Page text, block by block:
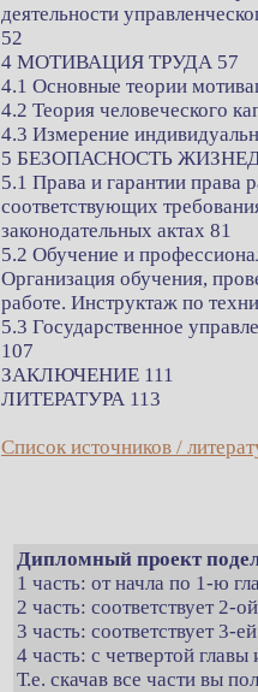
деятельности
52
4 МОТИВАЦИЯ ТРУДА 57
4.1 Основные теории
4.2 Теория человеческого
4.3 Измерение
5 БЕЗОПАСНОСТЬ
5.1 Права и гарантии права
соответствующих
законодательных актах 81
5.2 Обучение и
Организация обучения,
работе. Инструктаж по
5.3 Государственное
107
ЗАКЛЮЧЕНИЕ 111
ЛИТЕРАТУРА 113
Список источников /
Дипломный проект
1 часть: от начла по 1-ю
2 часть: соответствует 2-
3 часть: соответствует 3-
4 часть: с четвертой
Т.е. скачав все части вы